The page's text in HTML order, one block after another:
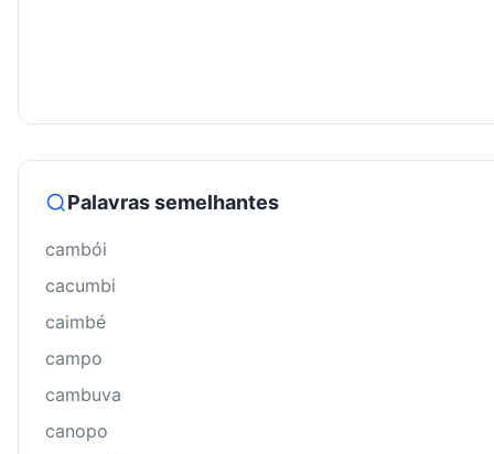
Palavras semelhantes
cambói
cacumbi
caimbé
campo
cambuva
canopo